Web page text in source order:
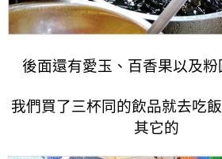
後面還有愛玉、百香果以及粉
我們買了三杯同的飲品就去吃
其它的